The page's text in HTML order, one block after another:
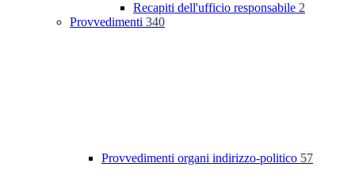
Recapiti dell'ufficio responsabile 2
Provvedimenti 340
Provvedimenti organi indirizzo-politico 57